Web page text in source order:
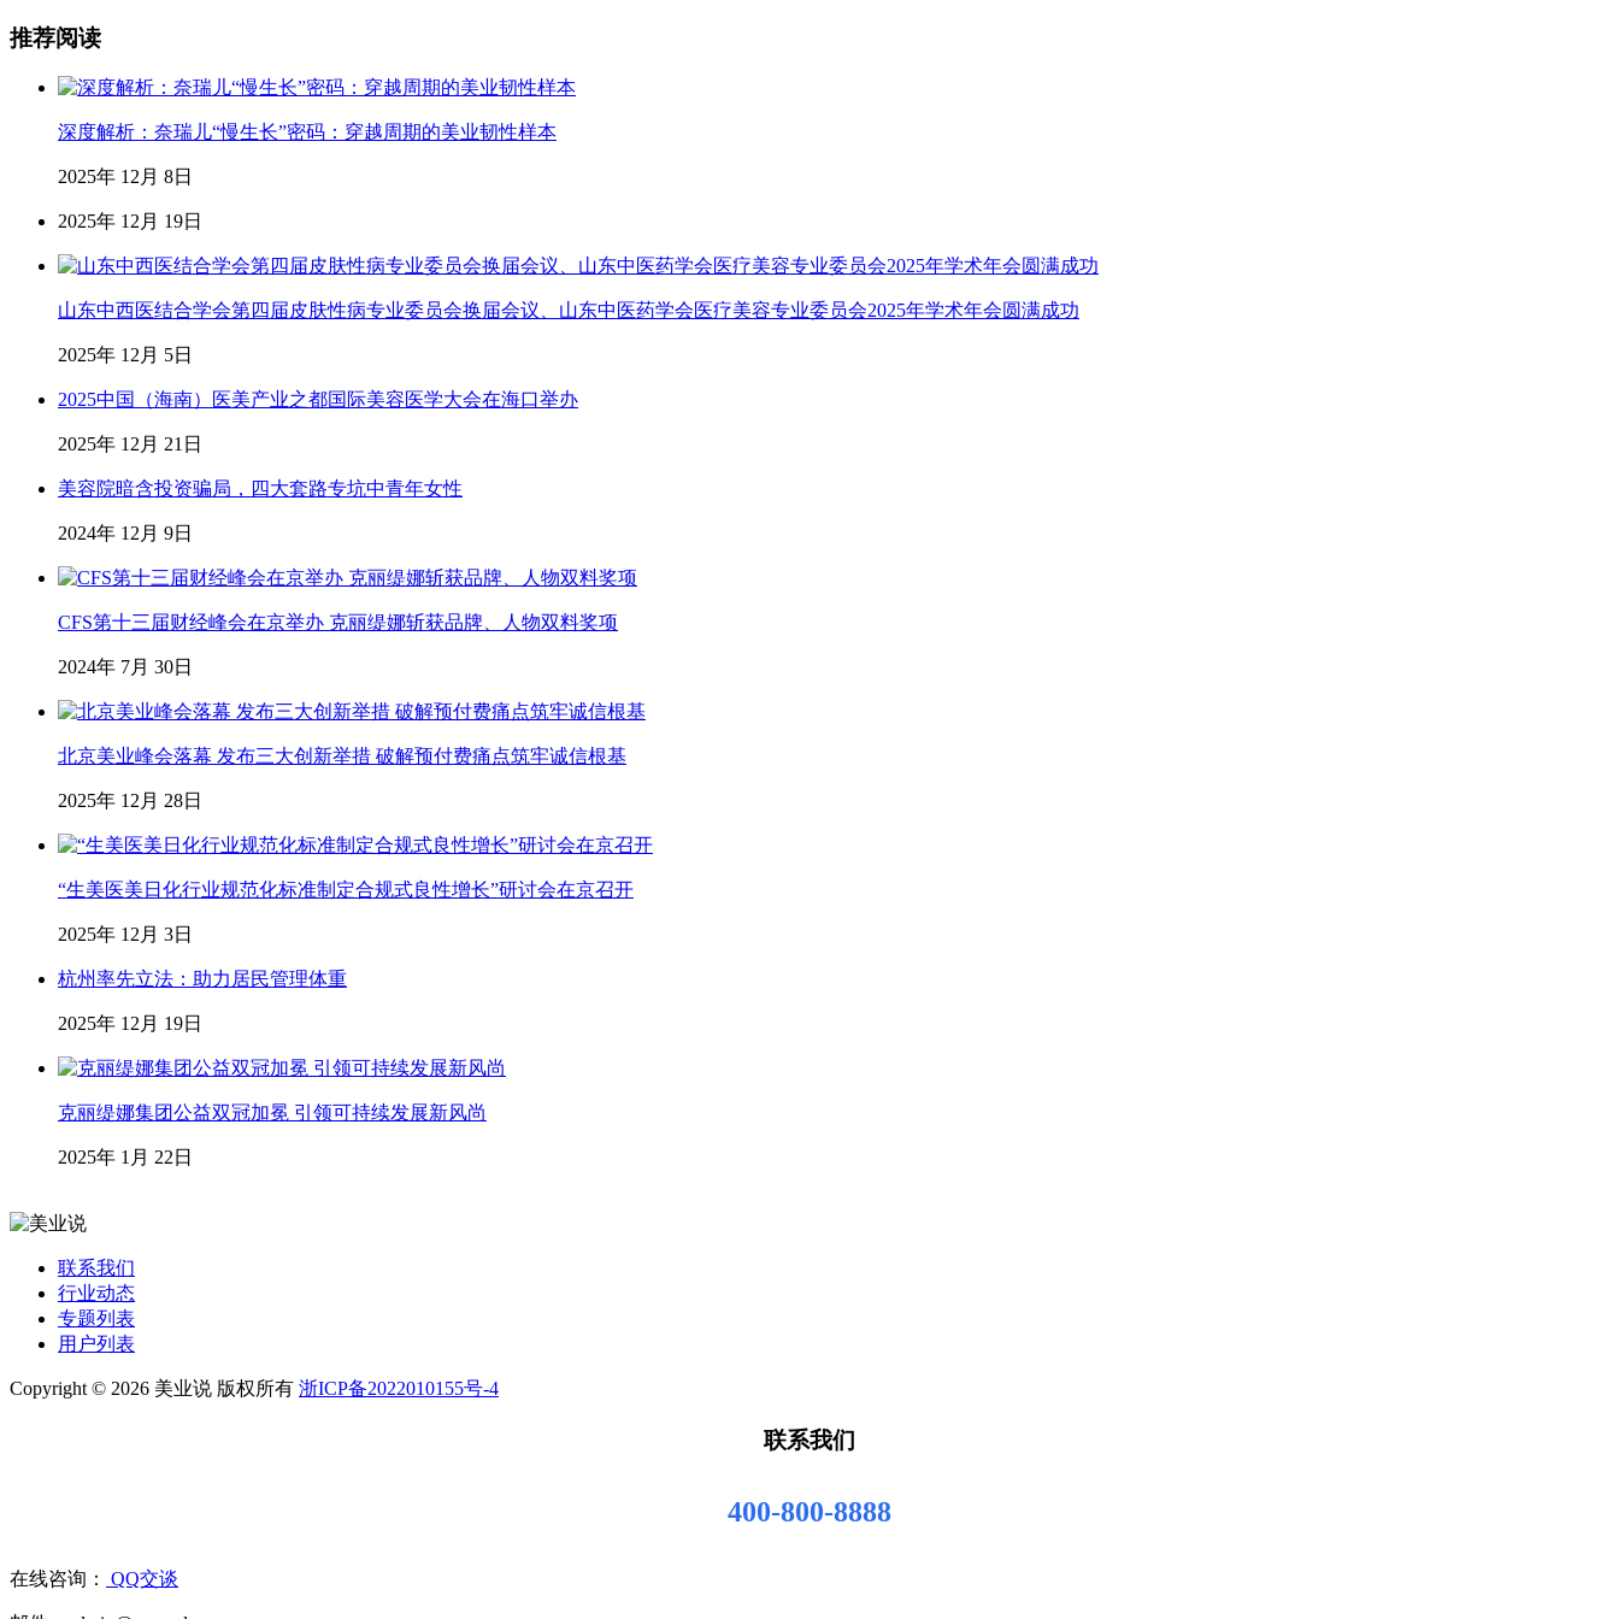
推荐阅读
深度解析：奈瑞儿“慢生长”密码：穿越周期的美业韧性样本
2025年 12月 8日
2025年 12月 19日
山东中西医结合学会第四届皮肤性病专业委员会换届会议、山东中医药学会医疗美容专业委员会2025年学术年会圆满成功
2025年 12月 5日
2025中国（海南）医美产业之都国际美容医学大会在海口举办
2025年 12月 21日
美容院暗含投资骗局，四大套路专坑中青年女性
2024年 12月 9日
CFS第十三届财经峰会在京举办 克丽缇娜斩获品牌、人物双料奖项
2024年 7月 30日
北京美业峰会落幕 发布三大创新举措 破解预付费痛点筑牢诚信根基
2025年 12月 28日
“生美医美日化行业规范化标准制定合规式良性增长”研讨会在京召开
2025年 12月 3日
杭州率先立法：助力居民管理体重
2025年 12月 19日
克丽缇娜集团公益双冠加冕 引领可持续发展新风尚
2025年 1月 22日
联系我们
行业动态
专题列表
用户列表
Copyright © 2026 美业说 版权所有 浙ICP备2022010155号-4
联系我们
400-800-8888
在线咨询： QQ交谈